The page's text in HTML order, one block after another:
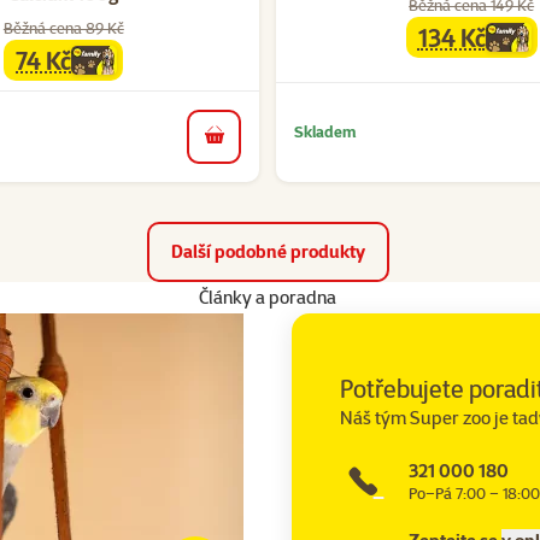
Běžná cena 89 Kč
familycena
74 Kč
do košíku
Běžná cena 149 Kč
familycena
134 Kč
Skladem
Další podobné produkty
Články a poradna
Potřebujete
Náš tým Super zoo je
321 000 180
Po–Pá 7:00 – 18:00